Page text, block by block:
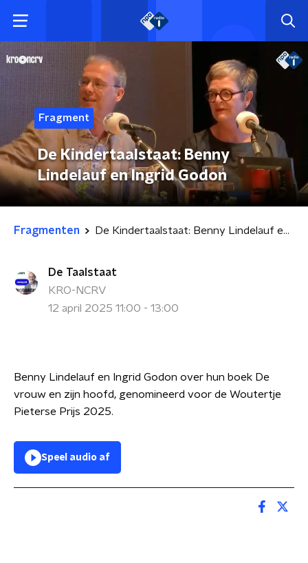
Fragment
De Kindertaalstaat: Benny
Lindelauf en Ingrid Godon
Fragmenten De Kindertaalstaat: Benny Lindelauf en Ingrid Godon
De Taalstaat
KRO-NCRV
12 april 2025 11:00 - 13:00
Benny Lindelauf en Ingrid Godon over hun boek De
vrouw en zijn hoofd, genomineerd voor de Woutertje
Pieterse Prijs 2025.
Speel audio af